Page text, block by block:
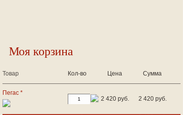
Моя корзина
Товар Кол-во Цена Сумма
Пегас *
2 420 руб.
2 420 руб.